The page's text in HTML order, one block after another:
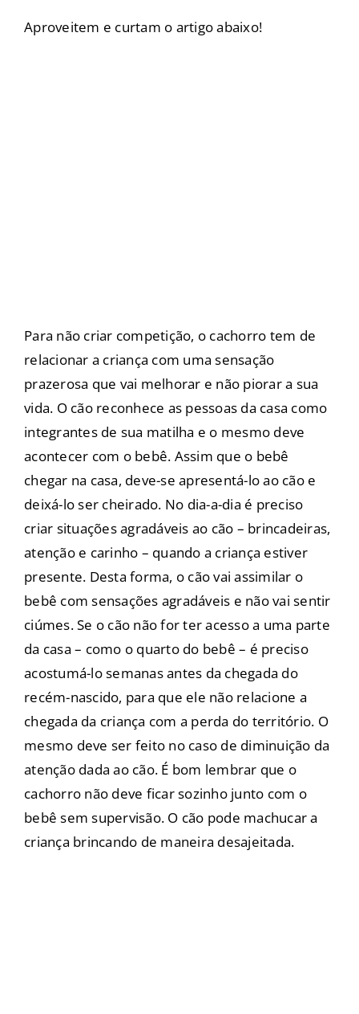
Aproveitem e curtam o artigo abaixo!
Para não criar competição, o cachorro tem de
relacionar a criança com uma sensação
prazerosa que vai melhorar e não piorar a sua
vida. O cão reconhece as pessoas da casa como
integrantes de sua matilha e o mesmo deve
acontecer com o bebê. Assim que o bebê
chegar na casa, deve-se apresentá-lo ao cão e
deixá-lo ser cheirado. No dia-a-dia é preciso
criar situações agradáveis ao cão – brincadeiras,
atenção e carinho – quando a criança estiver
presente. Desta forma, o cão vai assimilar o
bebê com sensações agradáveis e não vai sentir
ciúmes. Se o cão não for ter acesso a uma parte
da casa – como o quarto do bebê – é preciso
acostumá-lo semanas antes da chegada do
recém-nascido, para que ele não relacione a
chegada da criança com a perda do território. O
mesmo deve ser feito no caso de diminuição da
atenção dada ao cão. É bom lembrar que o
cachorro não deve ficar sozinho junto com o
bebê sem supervisão. O cão pode machucar a
criança brincando de maneira desajeitada.